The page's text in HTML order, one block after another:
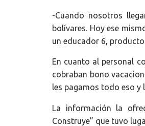
-Cuando nosotros
bolívares. Hoy ese
un educador 6,
En cuanto al personal
cobraban bono
les pagamos todo eso y
La información la
Construye” que tuvo